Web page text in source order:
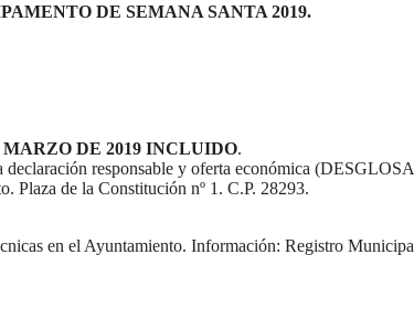
DE SEMANA SANTA 2019.
MARZO DE 2019 INCLUIDO.
responsable y oferta económica
Plaza de la Constitución nº 1. C.P. 28293.
en el Ayuntamiento. Información: Registro